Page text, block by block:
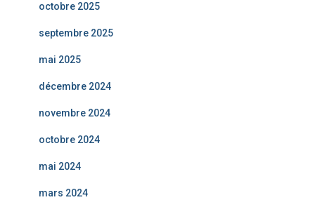
octobre 2025
septembre 2025
mai 2025
décembre 2024
novembre 2024
octobre 2024
mai 2024
mars 2024